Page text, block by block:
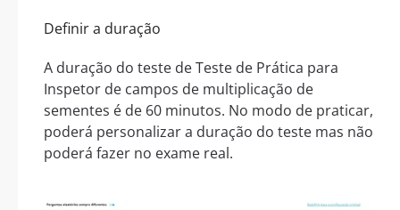
Definir a duração
A duração do teste de Teste de Prática para
Inspetor de campos de multiplicação de
sementes é de 60 minutos. No modo de praticar,
poderá personalizar a duração do teste mas não
poderá fazer no exame real.